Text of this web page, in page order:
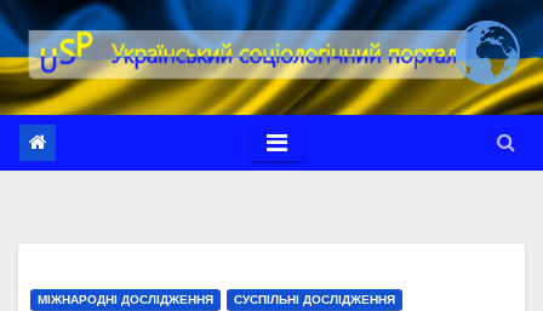
Перейти
до
вмісту
МІЖНАРОДНІ ДОСЛІДЖЕННЯ СУСПІЛЬНІ ДОСЛІДЖЕННЯ